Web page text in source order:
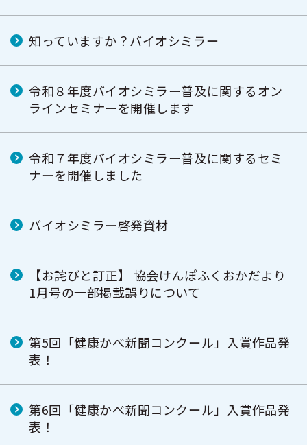
知っていますか？バイオシミラー
令和８年度バイオシミラー普及に関するオン
ラインセミナーを開催します
令和７年度バイオシミラー普及に関するセミ
ナーを開催しました
バイオシミラー啓発資材
【お詫びと訂正】 協会けんぽふくおかだより
1月号の一部掲載誤りについて
第5回「健康かべ新聞コンクール」入賞作品発
表！
第6回「健康かべ新聞コンクール」入賞作品発
表！